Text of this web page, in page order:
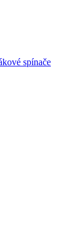
spínače